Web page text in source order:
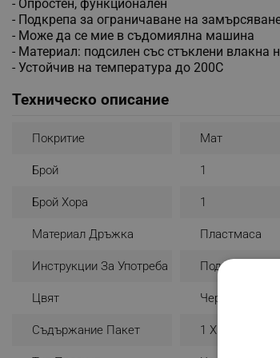
- Опростен, функционален
- Подкрепа за ограничаване на
- Може да се мие в съдомиялна машина
- Материал: подсилен със стъклени влакна
- Устойчив на температура до 200C
Техническо описание
Покритие Мат
Брой 1
Брой Хора 1
Материал Дръжка Пластмаса
Инструкции За Употреба Подходяща
Цвят Черен
Съдържание Пакет 1 X Черпак